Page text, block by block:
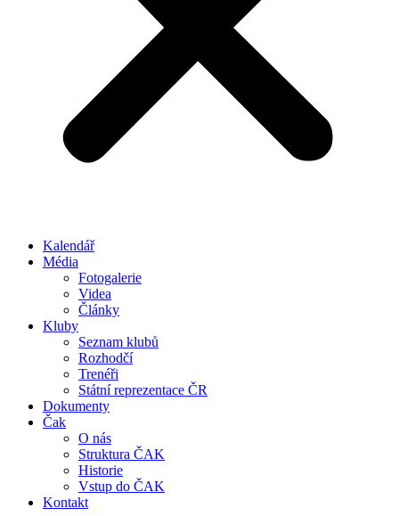
Kalendář
Média
Fotogalerie
Videa
Články
Kluby
Seznam klubů
Rozhodčí
Trenéři
Státní reprezentace ČR
Dokumenty
Čak
O nás
Struktura ČAK
Historie
Vstup do ČAK
Kontakt